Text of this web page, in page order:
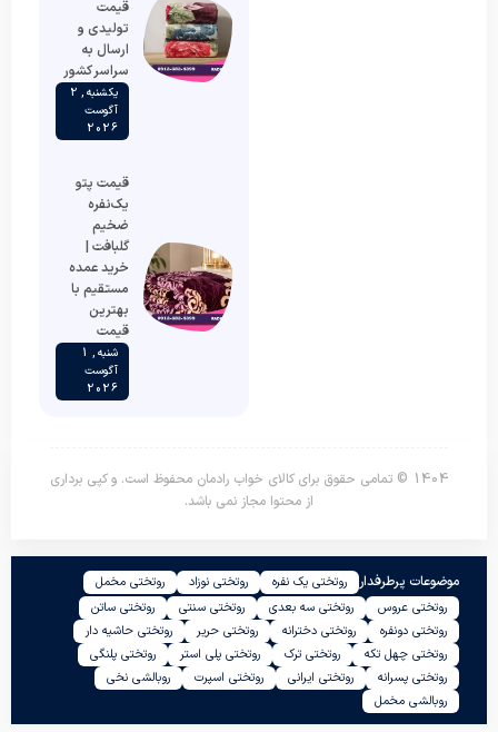
قیمت
تولیدی و
ارسال به
سراسر کشور
یکشنبه , 2
آگوست
2026
قیمت پتو
یک‌نفره
ضخیم
گلبافت |
خرید عمده
مستقیم با
بهترین
قیمت
شنبه , 1
آگوست
2026
1404 © تمامی حقوق برای کالای خواب رادمان محفوظ است. و کپی برداری
از محتوا مجاز نمی باشد.
موضوعات پرطرفدار روتختی یک نفره روتختی نوزاد
روتختی مخمل
روتختی عروس
روتختی سه بعدی روتختی سنتی
روتختی ساتن
روتختی دونفره
روتختی دخترانه روتختی حریر
روتختی حاشیه دار
روتختی چهل تکه
روتختی ترک روتختی پلی استر
روتختی پلنگی
روتختی پسرانه
روتختی ایرانی روتختی اسپرت
روبالشی نخی
روبالشی مخمل